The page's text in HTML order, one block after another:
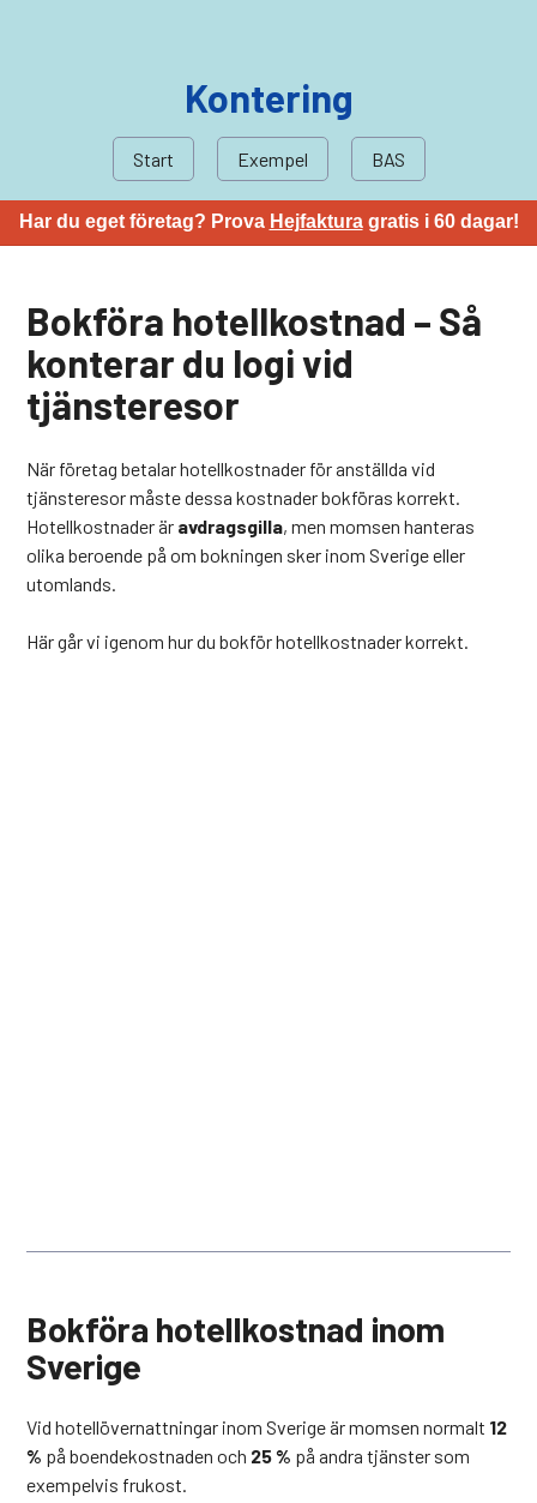
Kontering
Start Exempel BAS
Har du eget företag? Prova Hejfakturagratis i 60 dagar!
Bokföra hotellkostnad – Så
konterar du logi vid
tjänsteresor
När företag betalar hotellkostnader för anställda vid
tjänsteresor måste dessa kostnader bokföras korrekt.
Hotellkostnader är avdragsgilla, men momsen hanteras
olika beroende på om bokningen sker inom Sverige eller
utomlands.
Här går vi igenom hur du bokför hotellkostnader korrekt.
Bokföra hotellkostnad inom
Sverige
Vid hotellövernattningar inom Sverige är momsen normalt 12
% på boendekostnaden och 25 % på andra tjänster som
exempelvis frukost.